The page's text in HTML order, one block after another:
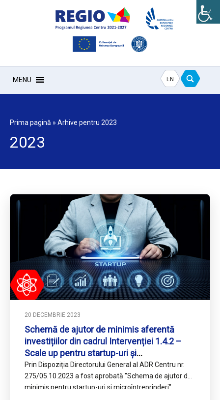
MENU EN
Prima pagină » Arhive pentru 2023
2023
20 DECEMBRIE 2023
Schemă de ajutor de minimis aferentă
investițiilor din cadrul Intervenției 1.4.2 –
Scale up pentru startup-uri și
microîntreprinderi
Prin Dispoziția Directorului General al ADR Centru nr.
275/05.10.2023 a fost aprobată ”Schema de ajutor de
minimis pentru startup-uri si microîntreprinderi”
aferentă Programului Regiunea Centru,…